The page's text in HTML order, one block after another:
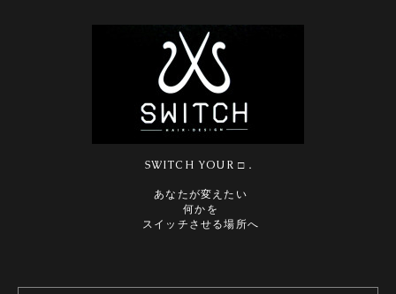
SWITCH YOUR □．
あなたが変えたい
何かを
スイッチさせる場所へ